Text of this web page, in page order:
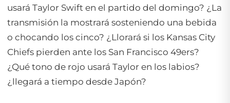
usará Taylor Swift en el partido del domingo? ¿La
transmisión la mostrará sosteniendo una bebida
o chocando los cinco? ¿Llorará si los Kansas City
Chiefs pierden ante los San Francisco 49ers?
¿Qué tono de rojo usará Taylor en los labios?
¿llegará a tiempo desde Japón?